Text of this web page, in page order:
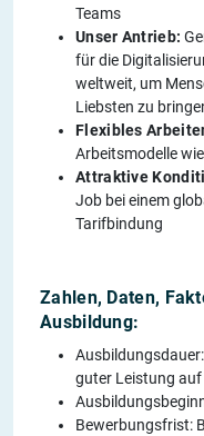
Teams
Unser Antrieb:
für die
weltweit, um
Liebsten zu
Flexibles
Arbeitsmodelle
Attraktive
Job bei einem
Tarifbindung
Zahlen, Daten,
Ausbildung:
guter Leistung
Bewerbungsfrist: